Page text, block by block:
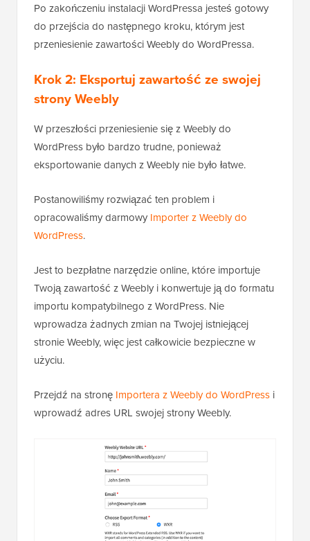
Po zakończeniu instalacji WordPressa jesteś gotowy
do przejścia do następnego kroku, którym jest
przeniesienie zawartości Weebly do WordPressa.
Krok 2: Eksportuj zawartość ze swojej
strony Weebly
W przeszłości przeniesienie się z Weebly do
WordPress było bardzo trudne, ponieważ
eksportowanie danych z Weebly nie było łatwe.
Postanowiliśmy rozwiązać ten problem i
opracowaliśmy darmowy Importer z Weebly do
WordPress.
Jest to bezpłatne narzędzie online, które importuje
Twoją zawartość z Weebly i konwertuje ją do formatu
importu kompatybilnego z WordPress. Nie
wprowadza żadnych zmian na Twojej istniejącej
stronie Weebly, więc jest całkowicie bezpieczne w
użyciu.
Przejdź na stronę Importera z Weebly do WordPress i
wprowadź adres URL swojej strony Weebly.